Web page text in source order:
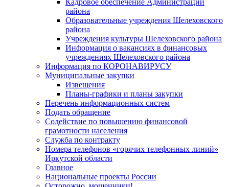
района
Образовательные учреждения Шелеховского
района
Учреждения культуры Шелеховского района
Информация о вакансиях в финансовых
учреждениях Шелеховского района
Информация по КОРОНАВИРУСУ
Муниципальные закупки
Извещения
Планы-графики и планы закупки
Перечень информационных систем
Подать обращение
Содействие по повышению финансовой
грамотности населения
Служба по контракту
Номера телефонов «горячих телефонных линий»
Иркутской области
Главное
Национальные проекты России